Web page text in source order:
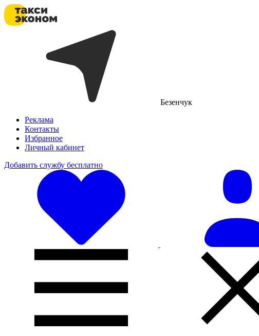
Безенчук
Реклама
Контакты
Избранное
Личный кабинет
Добавить службу бесплатно